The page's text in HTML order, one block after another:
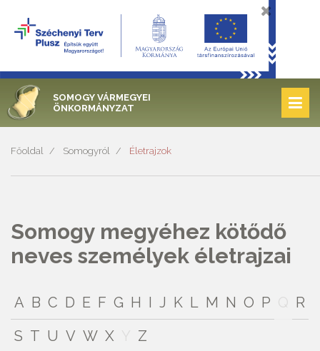
SOMOGY VÁRMEGYEI
ÖNKORMÁNYZAT
Főoldal Somogyról Életrajzok
Somogy megyéhez kötődő
neves személyek életrajzai
A B C D E F G H I J K L M N O P
R
S T U V W X Z